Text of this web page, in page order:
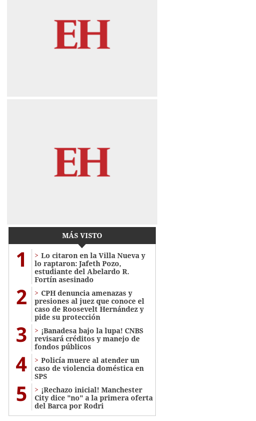
MÁS VISTO
1
Lo citaron en la Villa Nueva y
lo raptaron: Jafeth Pozo,
estudiante del Abelardo R.
Fortín asesinado
2
CPH denuncia amenazas y
presiones al juez que conoce el
caso de Roosevelt Hernández y
pide su protección
3
¡Banadesa bajo la lupa! CNBS
revisará créditos y manejo de
fondos públicos
4
Policía muere al atender un
caso de violencia doméstica en
SPS
5
¡Rechazo inicial! Manchester
City dice "no" a la primera oferta
del Barca por Rodri